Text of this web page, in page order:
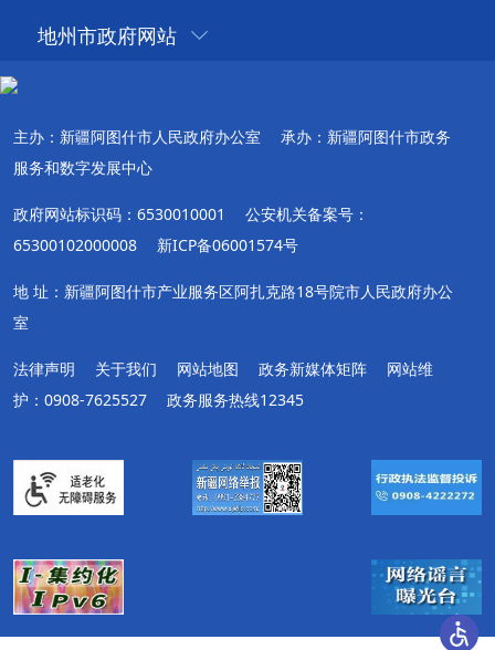
地州市政府网站
主办：新疆阿图什市人民政府办公室
承办：新疆阿图什市政务
服务和数字发展中心
政府网站标识码：6530010001
公安机关备案号：
65300102000008
新ICP备06001574号
地 址：新疆阿图什市产业服务区阿扎克路18号院市人民政府办公
室
法律声明 关于我们 网站地图 政务新媒体矩阵
网站维
护：0908-7625527
政务服务热线12345